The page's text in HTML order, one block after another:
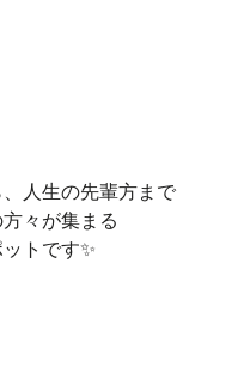
人生の先輩方まで
々が集まる
トです✨